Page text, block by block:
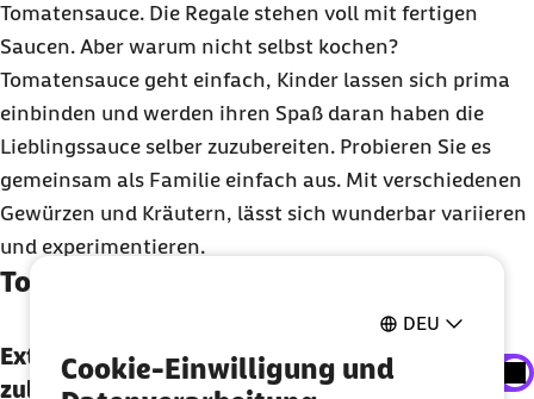
DEU
Cookie-Einwilligung und
Tomatensauce. Die Regale stehen voll mit fertigen
Saucen. Aber warum nicht selbst kochen?
Tomatensauce geht einfach, Kinder lassen sich prima
einbinden und werden ihren Spaß daran haben die
Lieblingssauce selber zuzubereiten. Probieren Sie es
gemeinsam als Familie einfach aus. Mit verschiedenen
Gewürzen und Kräutern, lässt sich wunderbar variieren
und experimentieren.
Tomatensauce selbst gemacht
Externe Inhalte der Youtube-Plattform anzeigen
Sie können an dieser Stelle einstellen, alle externe
Externe Inhalte der Youtube-Plattform
zulassen